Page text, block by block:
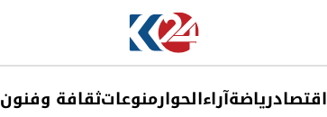
اقتصادریاضةآراءالحوارمنوعاتثقافة وفنون